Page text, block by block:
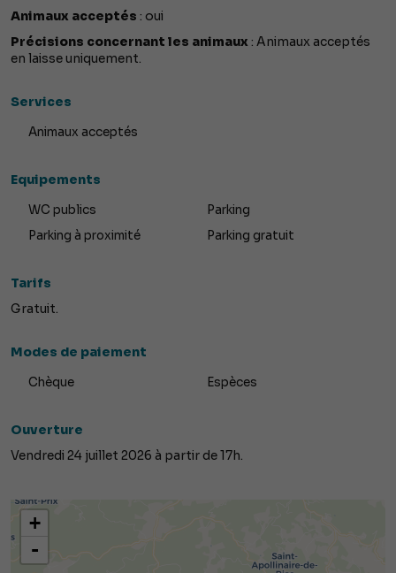
Animaux acceptés : oui
Précisions concernant les animaux : Animaux acceptés
en laisse uniquement.
Services
Animaux acceptés
Equipements
WC publics
Parking
Parking à proximité
Parking gratuit
Tarifs
Gratuit.
Modes de paiement
Chèque Espèces
Ouverture
Vendredi 24 juillet 2026 à partir de 17h.
+
-